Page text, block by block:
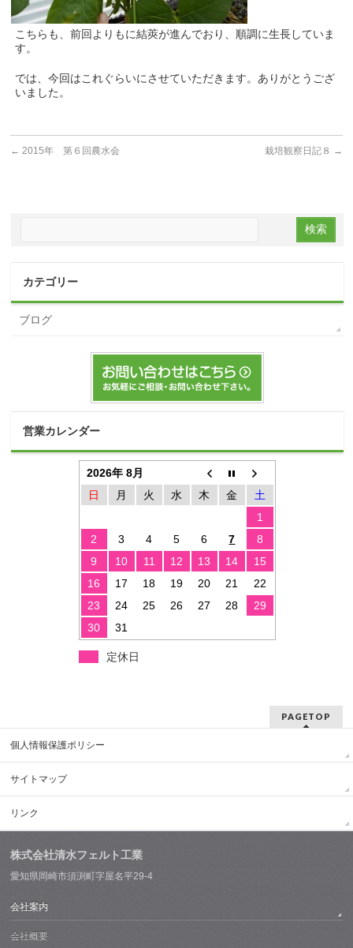
こちらも、前回よりもに結莢が進んでおり、順調に生長していま
す。
では、今回はこれぐらいにさせていただきます。ありがとうござ
いました。
← 2015年 第６回農水会 栽培観察日記８ →
カテゴリー
ブログ
営業カレンダー
2026年 8月
日
月 火 水 木 金
土
1
2
3 4 5 6 7
8
9
10 11 12 13 14
15
16
17 18 19 20 21
22
23
24 25 26 27 28
29
30
31
定休日
PAGETOP
個人情報保護ポリシー
サイトマップ
リンク
株式会社清水フェルト工業
愛知県岡崎市須渕町字屋名平29-4
会社案内
会社概要